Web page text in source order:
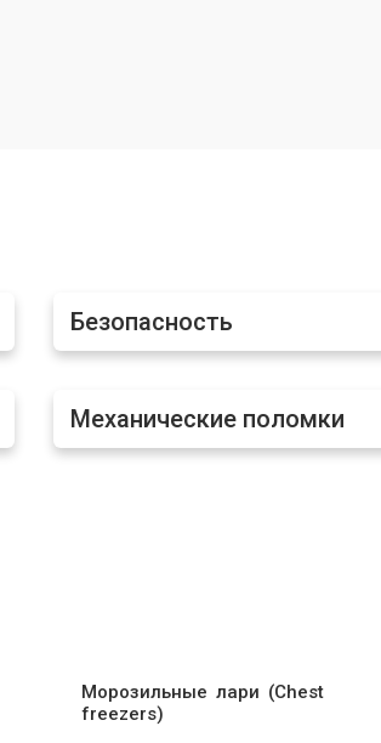
от 850 ₽ Заказать
Безопасность
Механические поломки
Морозильные лари (Chest
freezers)